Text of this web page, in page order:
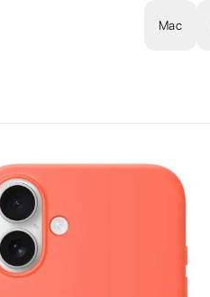
Mac